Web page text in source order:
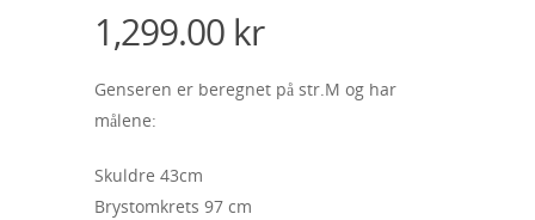
1,299.00 kr
Genseren er beregnet på str.M og har
målene:
Skuldre 43cm
Brystomkrets 97 cm